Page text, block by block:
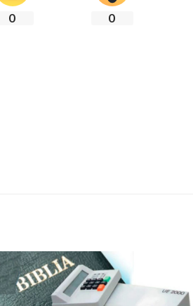
0 0